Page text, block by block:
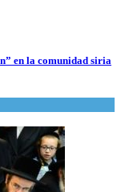
en la comunidad siria